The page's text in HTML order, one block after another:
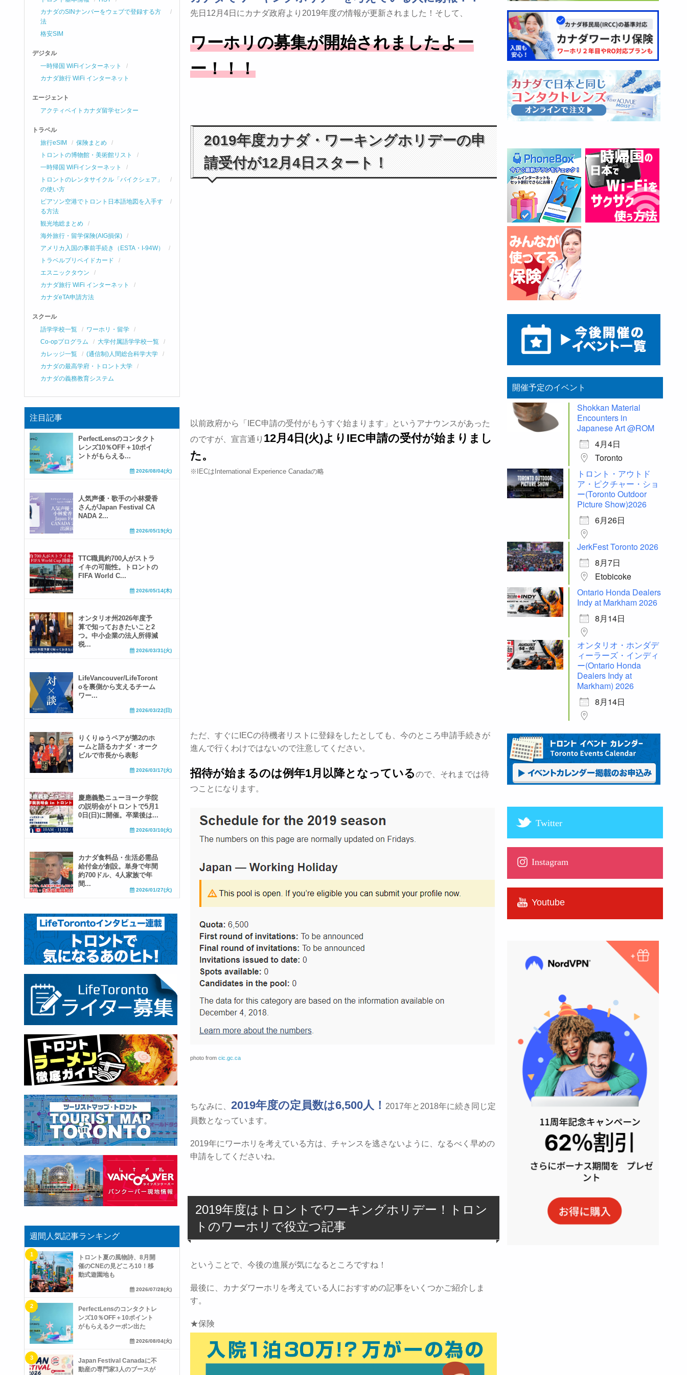
先日12月4日にカナダ政府より2019年度の情報が更新されました！そして、
ワーホリの募集が開始されましたよー
ー！！！
2019年度カナダ・ワーキングホリデーの申
請受付が12月4日スタート！
以前政府から「IEC申請の受付がもうすぐ始まります」というアナウンスがあった
のですが、宣言通り 12月4日(火)よりIEC申請の受付が始まりまし
た。
※IECはInternational Experience Canadaの略
ただ、すぐにIECの待機者リストに登録をしたとしても、今のところ申請手続きが
進んで行くわけではないので注意してください。
招待が始まるのは例年1月以降となっているので、それまでは待
つことになります。
photo from cic.gc.ca
ちなみに、 2019年度の定員数は6,500人！ 2017年と2018年に続き同じ定
員数となっています。
2019年にワーホリを考えている方は、チャンスを逃さないように、なるべく早めの
申請をしてくださいね。
2019年度はトロントでワーキングホリデー！トロン
トのワーホリで役立つ記事
ということで、今後の進展が気になるところですね！
最後に、カナダワーホリを考えている人におすすめの記事をいくつかご紹介しま
す。
★保険
カナダのSINナンバーをウェブで登録する方
法
格安SIM
デジタル
一時帰国 WiFiインターネット
カナダ旅行 WiFi インターネット
エージェント
アクティベイトカナダ留学センター
トラベル
旅行eSIM
保険まとめ
トロントの博物館・美術館リスト
一時帰国 WiFiインターネット
トロントのレンタサイクル「バイクシェア」
の使い方
ピアソン空港でトロント日本語地図を入手す
る方法
観光地総まとめ
海外旅行・留学保険(AIG損保)
アメリカ入国の事前手続き（ESTA・I-94W）
トラベルプリペイドカード
エスニックタウン
カナダ旅行 WiFi インターネット
カナダeTA申請方法
スクール
語学学校一覧
ワーホリ・留学
Co-opプログラム
大学付属語学学校一覧
カレッジ一覧
(通信制)人間総合科学大学
カナダの最高学府・トロント大学
カナダの義務教育システム
注目記事
PerfectLensのコンタクト
レンズ10％OFF＋10ポイ
ントがもらえる...
2026/08/04(火)
人気声優・歌手の小林愛香
さんがJapan Festival CA
NADA 2...
2026/05/19(火)
TTC職員約700人がストラ
イキの可能性。トロントの
FIFA World C...
2026/05/14(木)
オンタリオ州2026年度予
算で知っておきたいこと2
つ。中小企業の法人所得減
税...
2026/03/31(火)
LifeVancouver/LifeToront
oを裏側から支えるチーム
ワー...
2026/03/22(日)
りくりゅうペアが第2のホ
ームと語るカナダ・オーク
ビルで市長から表彰
2026/03/17(火)
慶應義塾ニューヨーク学院
の説明会がトロントで5月1
0日(日)に開催。卒業後は...
2026/03/10(火)
カナダ食料品・生活必需品
給付金が創設。単身で年間
約700ドル、4人家族で年
間...
2026/01/27(火)
週間人気記事ランキング
トロント夏の風物詩、8月開
催のCNEの見どころ10！移
動式遊園地も
2026/07/28(火)
PerfectLensのコンタクトレ
ンズ10％OFF＋10ポイント
がもらえるクーポン出た
2026/08/04(火)
Japan Festival Canadaに不
動産の専門家3人のブースが
開催予定のイベント
Shokkan Material
Encounters in
Japanese Art @ROM
4月4日
Toronto
トロント・アウトド
ア・ピクチャー・ショ
ー(Toronto Outdoor
Picture Show)2026
6月26日
JerkFest Toronto 2026
8月7日
Etobicoke
Ontario Honda Dealers
Indy at Markham 2026
8月14日
オンタリオ・ホンダデ
ィーラーズ・インディ
ー(Ontario Honda
Dealers Indy at
Markham) 2026
8月14日
Twitter
Instagram
Youtube